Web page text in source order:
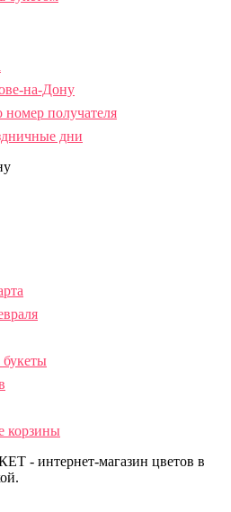
на-Дону
номер получателя
дни
корзины
- интернет-магазин цветов в